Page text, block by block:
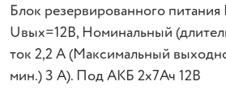
Блок резервированного
Uвых=12В, Номинальный
ток 2,2 А (Максимальный
мин.) 3 А). Под АКБ 2х7Ач 12В